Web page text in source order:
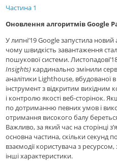
Частина 1
Оновлення алгоритмів Google
У липні’19 Google запустила
чому швидкість завантаження
пошукової системи.
Insights) кардинально змінили
аналітики Lighthouse, вбудованої
інструмент з відкритим
і контролю якості веб-сторінок.
по дотриманню певних умов і
отримання високого балу
Важливо, за який час на сторінці
основна частина, скільки секунд
взаємодії користувача з
інші характеристики.